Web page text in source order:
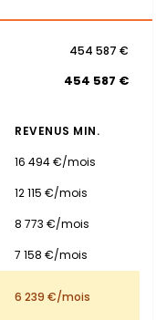
454 587 €
454 587 €
REVENUS MIN.
16 494 €/mois
12 115 €/mois
8 773 €/mois
7 158 €/mois
6 239 €/mois